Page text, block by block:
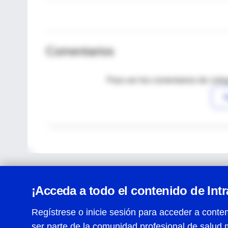
Comentarios
Para ver los comentarios de
¡Acceda a todo el contenido de
Regístrese o inicie sesión para acceder a